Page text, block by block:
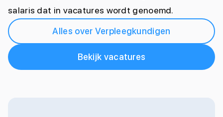
salaris dat in vacatures wordt genoemd.
Alles over Verpleegkundigen
Bekijk vacatures